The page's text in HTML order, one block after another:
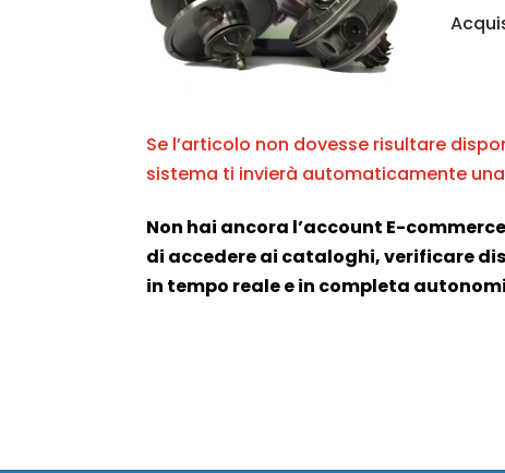
Se l’articolo non dovesse risultare
sistema ti invierà automaticamente
Non hai ancora l’account E-
di accedere ai cataloghi, verificare
in tempo reale e in completa